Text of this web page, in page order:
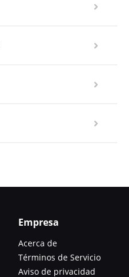
Empresa
Acerca de
Términos de Servicio
Aviso de privacidad